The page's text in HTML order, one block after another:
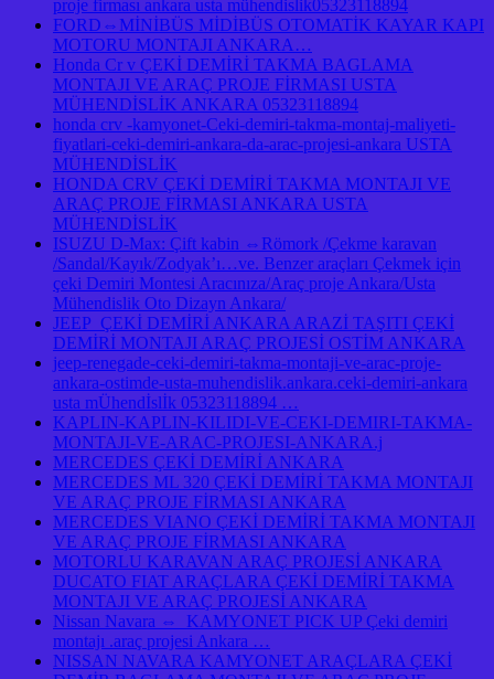
proje firması ankara usta mühendislik05323118894
FORD⇔MİNİBÜS MİDİBÜS OTOMATİK KAYAR KAPI
MOTORU MONTAJI ANKARA…
Honda Cr v ÇEKİ DEMİRİ TAKMA BAGLAMA
MONTAJI VE ARAÇ PROJE FİRMASI USTA
MÜHENDİSLİK ANKARA 05323118894
honda crv -kamyonet-Ceki-demiri-takma-montaj-maliyeti-
fiyatlari-ceki-demiri-ankara-da-arac-projesi-ankara USTA
MÜHENDİSLİK
HONDA CRV ÇEKİ DEMİRİ TAKMA MONTAJI VE
ARAÇ PROJE FİRMASI ANKARA USTA
MÜHENDİSLİK
ISUZU D-Max: Çift kabin ⇔Römork /Çekme karavan
/Sandal/Kayık/Zodyak’ı…ve. Benzer araçları Çekmek için
çeki Demiri Montesi Aracınıza/Araç proje Ankara/Usta
Mühendislik Oto Dizayn Ankara/
JEEP ÇEKİ DEMİRİ ANKARA ARAZİ TAŞITI ÇEKİ
DEMİRİ MONTAJI ARAÇ PROJESİ OSTİM ANKARA
jeep-renegade-ceki-demiri-takma-montaji-ve-arac-proje-
ankara-ostimde-usta-muhendislik.ankara.ceki-demiri-ankara
usta mÜhendİslİk 05323118894 …
KAPLIN-KAPLIN-KILIDI-VE-CEKI-DEMIRI-TAKMA-
MONTAJI-VE-ARAC-PROJESI-ANKARA.j
MERCEDES ÇEKİ DEMİRİ ANKARA
MERCEDES ML 320 ÇEKİ DEMİRİ TAKMA MONTAJI
VE ARAÇ PROJE FİRMASI ANKARA
MERCEDES VIANO ÇEKİ DEMİRİ TAKMA MONTAJI
VE ARAÇ PROJE FİRMASI ANKARA
MOTORLU KARAVAN ARAÇ PROJESİ ANKARA
DUCATO FIAT ARAÇLARA ÇEKİ DEMİRİ TAKMA
MONTAJI VE ARAÇ PROJESİ ANKARA
Nissan Navara ⇔ KAMYONET PICK UP Çeki demiri
montajı .araç projesi Ankara …
NISSAN NAVARA KAMYONET ARAÇLARA ÇEKİ